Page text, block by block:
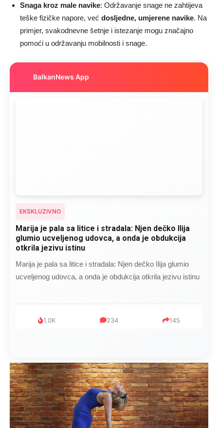
Snaga kroz male navike: Održavanje snage ne zahtijeva
teške fizičke napore, već dosljedne, umjerene navike. Na
primjer, svakodnevne šetnje i istezanje mogu značajno
pomoći u održavanju mobilnosti i snage.
BalkanNews App
EKSKLUZIVNO
Marija je pala sa litice i stradala: Njen dečko Ilija
glumio ucveljenog udovca, a onda je obdukcija
otkrila jezivu istinu
Marija je pala sa litice i stradala: Njen dečko Ilija glumio
ucveljenog udovca, a onda je obdukcija otkrila jezivu istinu
1.0K 234 145